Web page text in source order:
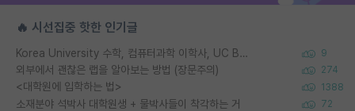
🔥 시선집중 핫한 인기글
Korea University 수학, 컴퓨터과학 이학사, UC Berkeley 산업공학 대학원 공학박사가 되는 것은 쉽지 않겠죠? 9
외부에서 괜찮은 랩을 알아보는 방법 (장문주의) 274
<대학원에 입학하는 법> 1388
소재분야 석박사 대학원생 + 물박사들이 착각하는 거 72